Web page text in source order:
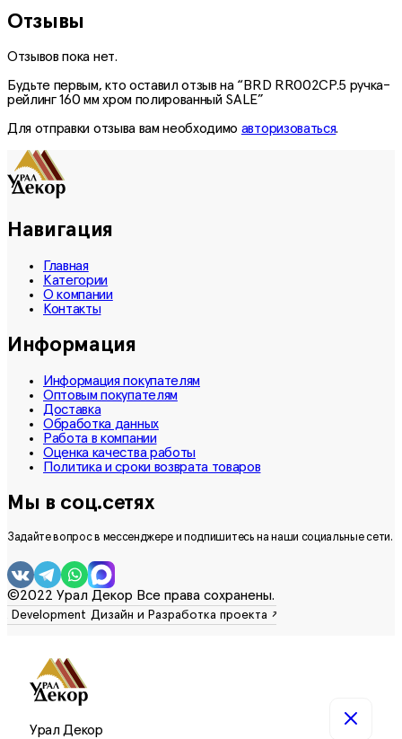
Отзывы
Отзывов пока нет.
Будьте первым, кто оставил отзыв на “BRD RR002CP.5 ручка-
рейлинг 160 мм хром полированный SALE”
Для отправки отзыва вам необходимо авторизоваться.
Навигация
Главная
Категории
О компании
Контакты
Информация
Информация покупателям
Оптовым покупателям
Доставка
Обработка данных
Работа в компании
Оценка качества работы
Политика и сроки возврата товаров
Мы в соц.сетях
Задайте вопрос в мессенджере и подпишитесь на наши социальные сети.
©2022 Урал Декор Все права сохранены.
Урал Декор